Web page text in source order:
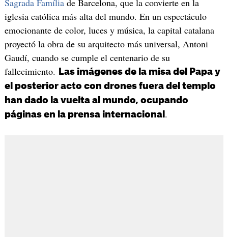
Sagrada Famíliade Barcelona, que la convierte en la
iglesia católica más alta del mundo. En un espectáculo
emocionante de color, luces y música, la capital catalana
proyectó la obra de su arquitecto más universal, Antoni
Gaudí, cuando se cumple el centenario de su
fallecimiento.
Las imágenes de la misa del Papa y
el posterior acto con drones fuera del templo
han dado la vuelta al mundo, ocupando
páginas en la prensa internacional .